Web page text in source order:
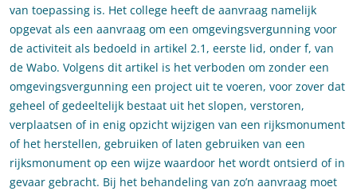
van toepassing is. Het college heeft de aanvraag namelijk
opgevat als een aanvraag om een omgevingsvergunning voor
de activiteit als bedoeld in artikel 2.1, eerste lid, onder f, van
de Wabo. Volgens dit artikel is het verboden om zonder een
omgevingsvergunning een project uit te voeren, voor zover dat
geheel of gedeeltelijk bestaat uit het slopen, verstoren,
verplaatsen of in enig opzicht wijzigen van een rijksmonument
of het herstellen, gebruiken of laten gebruiken van een
rijksmonument op een wijze waardoor het wordt ontsierd of in
gevaar gebracht. Bij het behandeling van zo’n aanvraag moet